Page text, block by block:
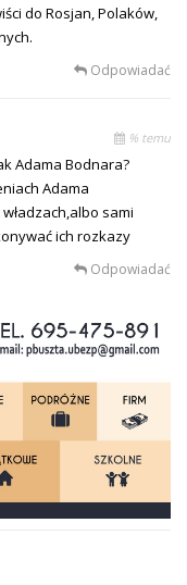
do Rosjan, Polaków,
Odpowiadać
% temu
Adama Bodnara?
Adama
sami
ich rozkazy
Odpowiadać